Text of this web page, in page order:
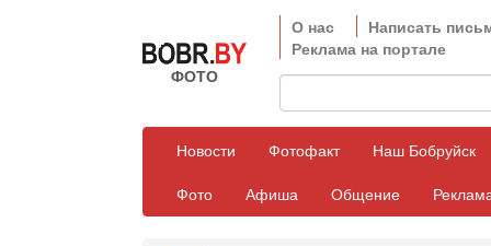
ФОТО
О нас
Написать
Реклама на портале
Новости Фотофакт
Наш Бобруйск
Фото
Афиша Общение